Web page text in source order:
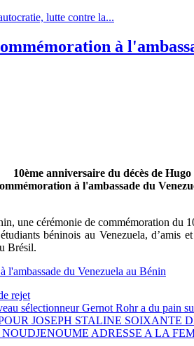
lutte contre la...
à
10ème anniversaire du décès de
à l'ambassade du
une cérémonie de commémoration
béninois au Venezuela,
Brésil.
l'ambassade du Venezuela au Bénin
rejet
sélectionneur Gernot Rohr a du pain
POUR JOSEPH STALINE SOIXANTE
NOUDJENOUME ADRESSE A